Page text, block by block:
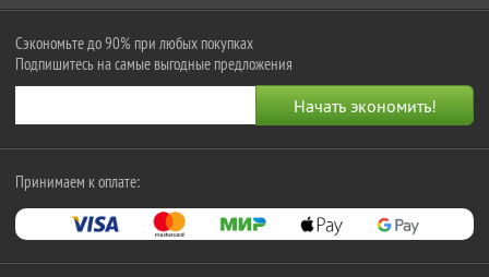
Сэкономьте до 90% при любых покупках
Подпишитесь на самые выгодные предложения
Принимаем к оплате: